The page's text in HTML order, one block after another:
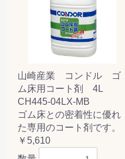
山崎産業 コンドル ゴ
ム床用コート剤 4L
CH445-04LX-MB
ゴム床との密着性に優れ
た専用のコート剤です。
￥5,610